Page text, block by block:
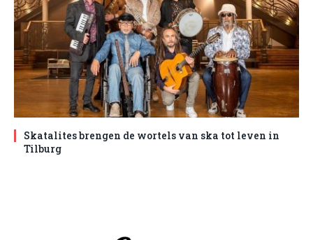
Skatalites brengen de wortels van ska tot leven in
Tilburg